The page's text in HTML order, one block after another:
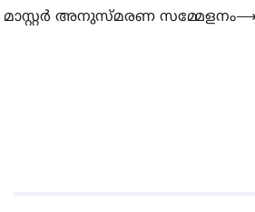
മാസ്റ്റർ അനുസ്മരണ സമ്മേളനം